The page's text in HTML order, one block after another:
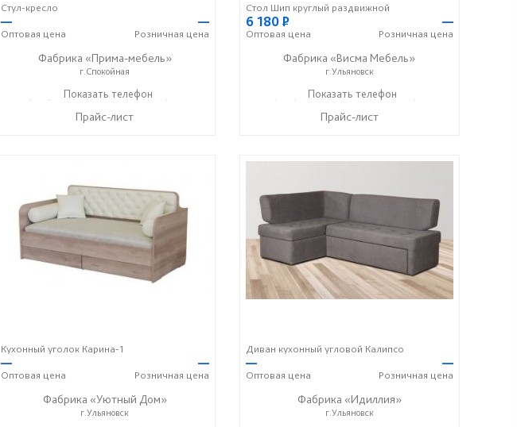
Стул-кресло
—
Оптовая цена
—
Розничная цена
Фабрика «Прима-мебель»
г.Спокойная
+7 (861) 449-32-35 ☎+7 (861) 449-33-70
Показать телефон
Прайс-лист
Стол Шип круглый раздвижной
6 180Р
Оптовая цена
—
Розничная цена
Фабрика «Висма Мебель»
г.Ульяновск
+7 (960) 366-09-51 ☎+7 (960) 371-60-55
Показать телефон
Прайс-лист
Кухонный уголок Карина-1
—
Оптовая цена
—
Розничная цена
Фабрика «Уютный Дом»
г.Ульяновск
Диван кухонный угловой Калипсо
—
Оптовая цена
—
Розничная цена
Фабрика «Идиллия»
г.Ульяновск